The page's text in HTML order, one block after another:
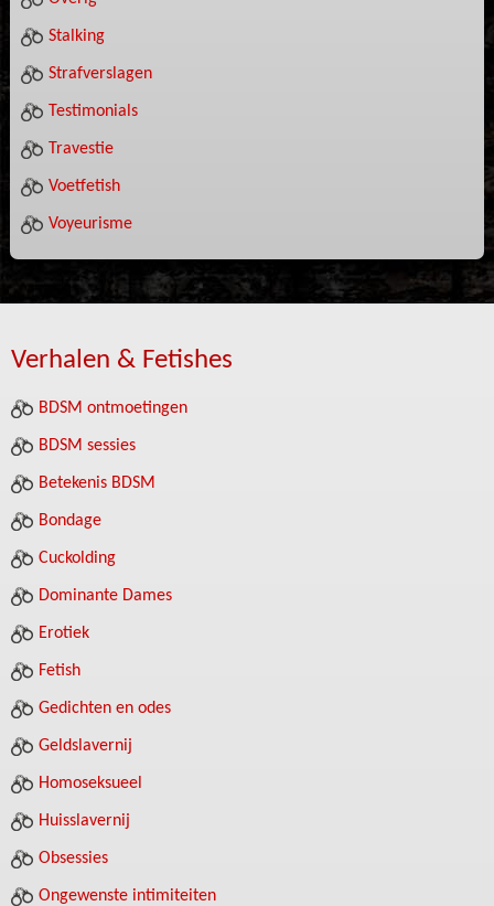
Stalking
Strafverslagen
Testimonials
Travestie
Voetfetish
Voyeurisme
Verhalen & Fetishes
BDSM ontmoetingen
BDSM sessies
Betekenis BDSM
Bondage
Cuckolding
Dominante Dames
Erotiek
Fetish
Gedichten en odes
Geldslavernij
Homoseksueel
Huisslavernij
Obsessies
Ongewenste intimiteiten